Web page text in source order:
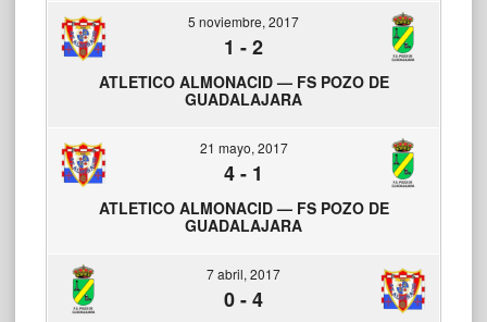
5 noviembre, 2017
1 -2
ATLETICO ALMONACID — FS POZO DE
GUADALAJARA
21 mayo, 2017
4- 1
ATLETICO ALMONACID — FS POZO DE
GUADALAJARA
7 abril, 2017
0-4